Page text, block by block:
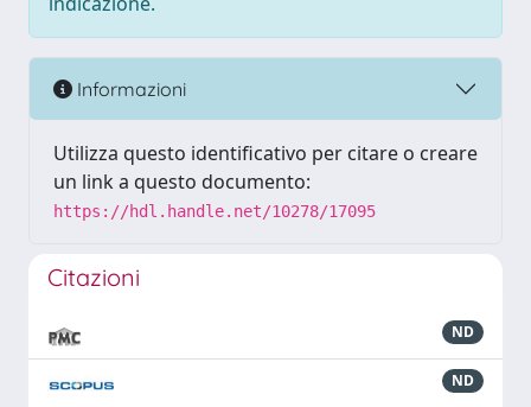
Informazioni
Utilizza questo identificativo per citare o creare
un link a questo documento:
https://hdl.handle.net/10278/17095
Citazioni
ND
ND